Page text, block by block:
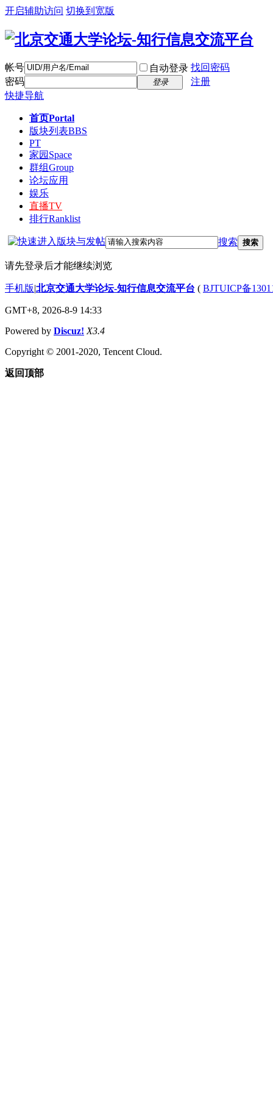
开启辅助访问 切换到宽版
帐号 自动登录 找回密码
密码
登录
注册
快捷导航
首页Portal
版块列表BBS
PT
家园 Space
群组Group
论坛应用
娱乐
直播TV
排行Ranklist
搜索 搜索
请先登录后才能继续浏览
手机版|北京交通大学论坛-知行信息交流平台 ( BJTUICP备
GMT+8, 2026-8-9 14:33
Powered by Discuz! X3.4
Copyright © 2001-2020, Tencent Cloud.
返回顶部